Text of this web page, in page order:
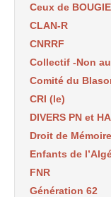
Ceux de BOUGIE
CLAN-R
CNRRF
Collectif -Non
Comité du
CRI (le)
DIVERS PN et
Droit de Mémoire
Enfants de
FNR
Génération 62